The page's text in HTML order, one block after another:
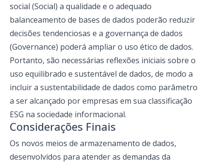
social (Social) a qualidade e o adequado
balanceamento de bases de dados poderão reduzir
decisões tendenciosas e a governança de dados
(Governance) poderá ampliar o uso ético de dados.
Portanto, são necessárias reflexões iniciais sobre o
uso equilibrado e sustentável de dados, de modo a
incluir a sustentabilidade de dados como parâmetro
a ser alcançado por empresas em sua classificação
ESG na sociedade informacional.
Considerações Finais
Os novos meios de armazenamento de dados,
desenvolvidos para atender as demandas da